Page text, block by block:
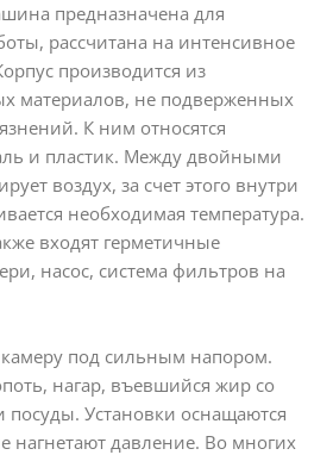
предназначена для
рассчитана на интенсивное
производится из
материалов, не подверженных
К ним относятся
и пластик. Между двойными
воздух, за счет этого внутри
необходимая температура.
входят герметичные
насос, система фильтров на
камеру под сильным напором.
нагар, въевшийся жир со
посуды. Установки оснащаются
нагнетают давление. Во многих